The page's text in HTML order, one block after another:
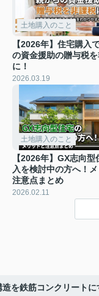
土地購入のこと
【2026年】住宅購入
の資金援助の贈与税
に！
2026.03.19
土地購入のこと
【2026年】GX志向型
入を検討中の方へ！
注意点まとめ
2026.02.11
を鉄筋コンクリート